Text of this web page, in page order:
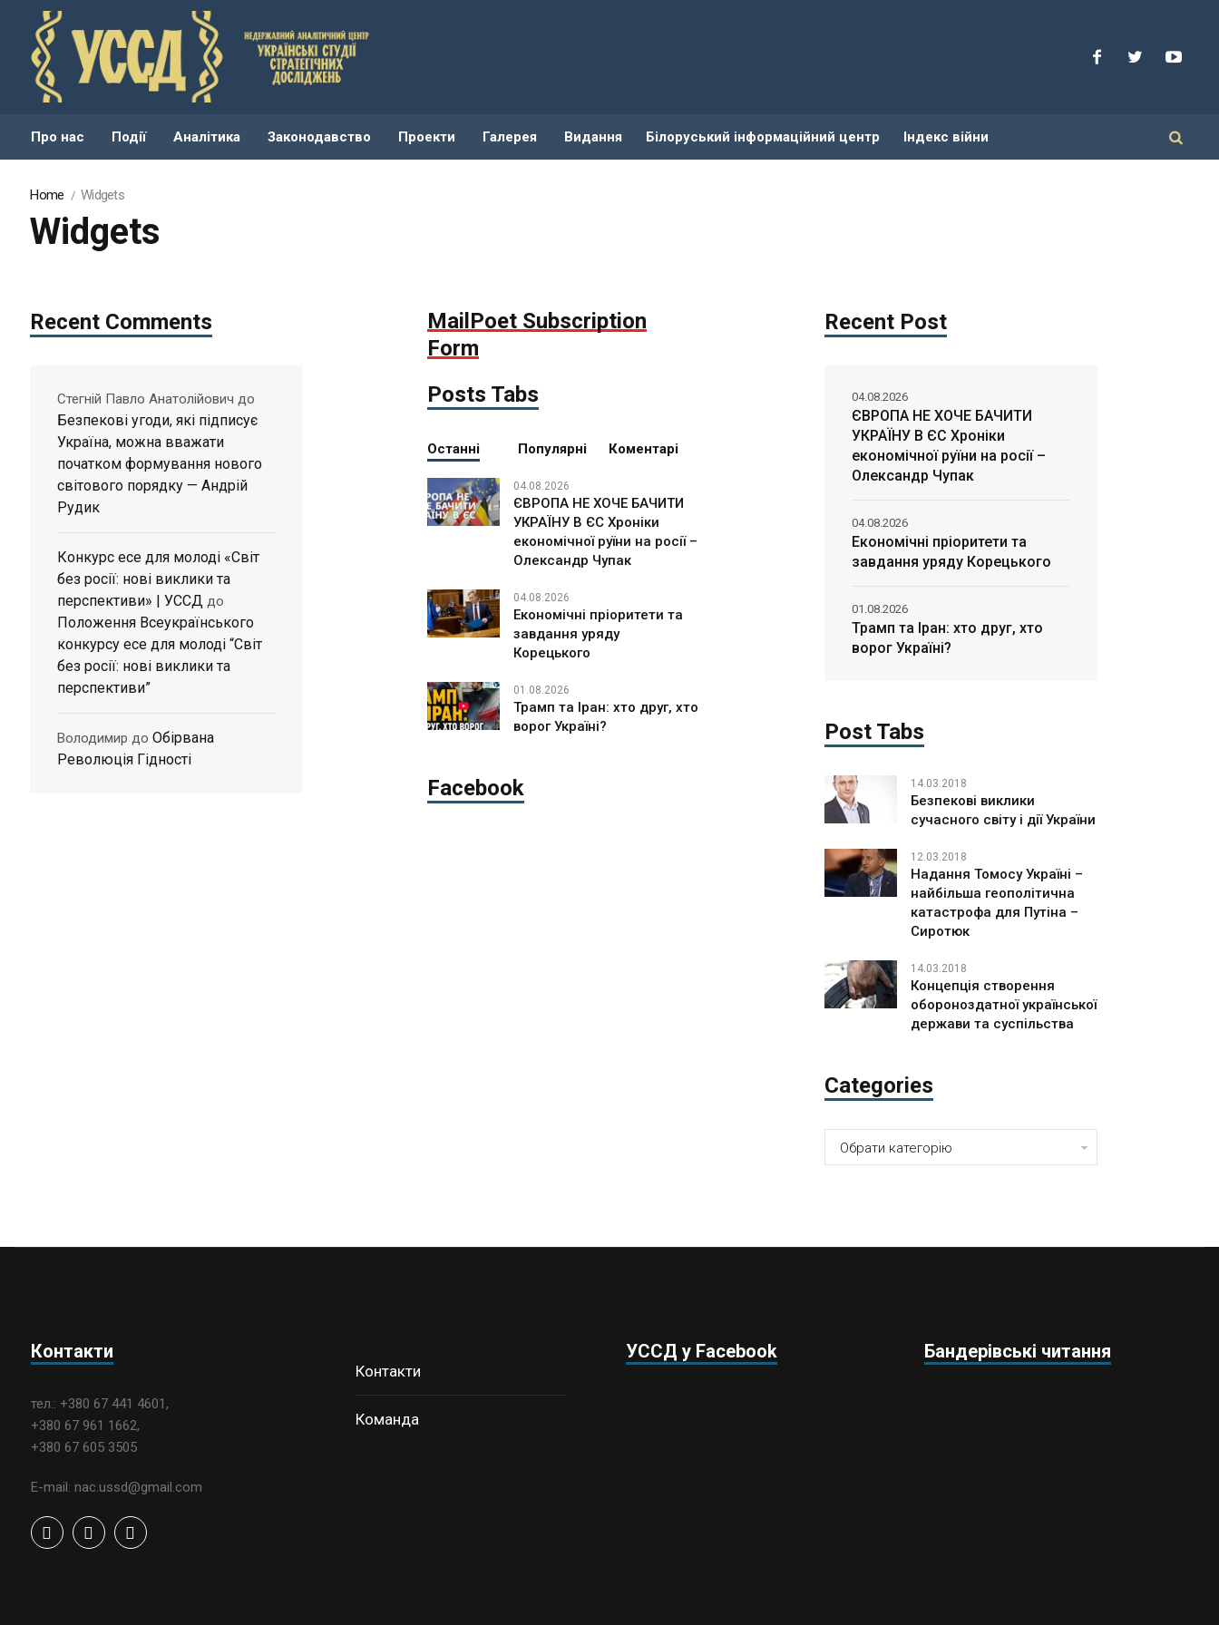
Про нас Події Аналітика Законодавство Проекти Галерея Видання Білоруський інформаційний центр Індекс війни
Home Widgets
Widgets
Recent Comments
Стегній Павло Анатолійович до
Безпекові угоди, які підписує
Україна, можна вважати
початком формування нового
світового порядку — Андрій
Рудик
Конкурс есе для молоді «Світ
без росії: нові виклики та
перспективи» | УССД до
Положення Всеукраїнського
конкурсу есе для молоді “Світ
без росії: нові виклики та
перспективи”
Володимир доОбірвана
Революція Гідності
MailPoet Subscription
Form
Posts Tabs
Останні Популярні Коментарі
04.08.2026
ЄВРОПА НЕ ХОЧЕ БАЧИТИ
УКРАЇНУ В ЄС Хроніки
економічної руїни на росії –
Олександр Чупак
04.08.2026
Економічні пріоритети та
завдання уряду
Корецького
01.08.2026
Трамп та Іран: хто друг, хто
ворог Україні?
Facebook
Recent Post
ЄВРОПА НЕ ХОЧЕ БАЧИТИ
УКРАЇНУ В ЄС Хроніки
економічної руїни на росії –
Олександр Чупак
04.08.2026
Економічні пріоритети та
завдання уряду Корецького
04.08.2026
Трамп та Іран: хто друг, хто
ворог Україні?
01.08.2026
Post Tabs
14.03.2018
Безпекові виклики
сучасного світу і дії України
12.03.2018
Надання Томосу Україні –
найбільша геополітична
катастрофа для Путіна –
Сиротюк
14.03.2018
Концепція створення
обороноздатної української
держави та суспільства
Categories
Контакти
тел.: +380 67 441 4601,
+380 67 961 1662,
+380 67 605 3505
E-mail: nac.ussd@gmail.com
Контакти
Команда
УССД у Facebook Бандерівські читання